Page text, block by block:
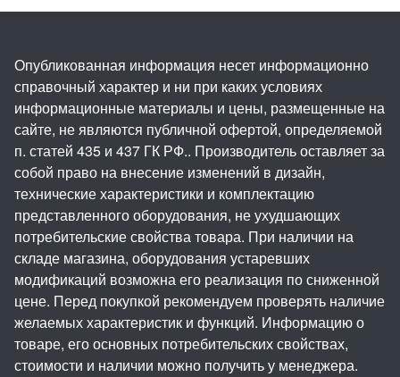
Опубликованная информация несет информационно
справочный характер и ни при каких условиях
информационные материалы и цены, размещенные на
сайте, не являются публичной офертой, определяемой
п. статей 435 и 437 ГК РФ.. Производитель оставляет за
собой право на внесение изменений в дизайн,
технические характеристики и комплектацию
представленного оборудования, не ухудшающих
потребительские свойства товара. При наличии на
складе магазина, оборудования устаревших
модификаций возможна его реализация по сниженной
цене. Перед покупкой рекомендуем проверять наличие
желаемых характеристик и функций. Информацию о
товаре, его основных потребительских свойствах,
стоимости и наличии можно получить у менеджера.